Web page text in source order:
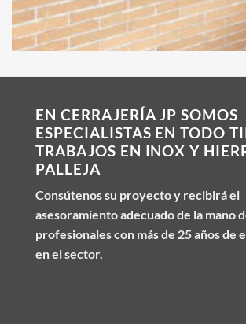
EN CERRAJERÍA JP SOMOS
ESPECIALISTAS EN TODO
TRABAJOS EN INOX Y
PALLEJA
Consútenos su proyecto y recibirá el
asesoramiento adecuado de la mano
profesionales con más de 25 años de
en el sector.